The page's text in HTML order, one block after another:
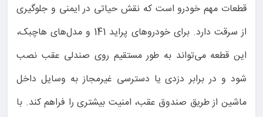
قطعات مهم خودرو است که نقش حیاتی در ایمنی و جلوگیری
از سرقت دارد. برای خودروهای پراید 141 و مدل‌های هاچبک،
این قطعه می‌تواند به طور مستقیم روی صندلی عقب نصب
شود و در برابر دزدی یا دسترسی غیرمجاز به وسایل داخل
ماشین از طریق صندوق عقب، امنیت بیشتری را فراهم کند. با